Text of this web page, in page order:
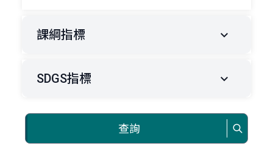
課綱指標
SDGS指標
查詢